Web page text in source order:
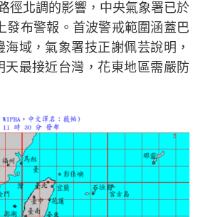
徑北調的影響，中央氣象署已於
發布警報。首波警戒範圍涵蓋巴
域，氣象署技正謝佩芸說明，
天最接近台灣，花東地區需嚴防